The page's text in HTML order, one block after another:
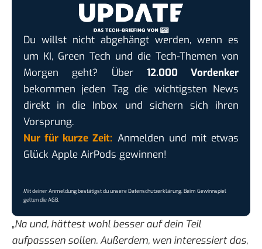
Du willst nicht abgehängt werden, wenn es
um KI, Green Tech und die Tech-Themen von
Morgen geht? Über 12.000 Vordenker
bekommen jeden Tag die wichtigsten News
direkt in die Inbox und sichern sich ihren
Vorsprung.
Nur für kurze Zeit: Anmelden und mit etwas
Glück Apple AirPods gewinnen!
Mit deiner Anmeldung bestätigst du unsereDatenschutzerklärung. Beim Gewinnspiel
gelten dieAGB.
„Na und, hättest wohl besser auf dein Teil
aufpasssen sollen. Außerdem, wen interessiert das,